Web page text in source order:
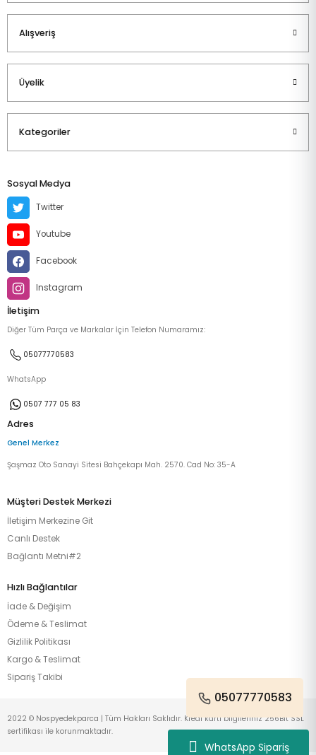
WhatsApp Sipariş
Alışveriş
Üyelik
Kategoriler
Sosyal Medya
Twitter
Youtube
Facebook
Instagram
İletişim
Diğer Tüm Parça ve Markalar İçin Telefon Numaramız:
05077770583
WhatsApp
0507 777 05 83
Adres
Genel Merkez
Şaşmaz Oto Sanayi Sitesi Bahçekapı Mah. 2570. Cad No: 35-A
Müşteri Destek Merkezi
İletişim Merkezine Git
Canlı Destek
Bağlantı Metni#2
Hızlı Bağlantılar
İade & Değişim
Ödeme & Teslimat
Gizlilik Politikası
Kargo & Teslimat
Sipariş Takibi
05077770583
2022 © Nospyedekparca | Tüm Hakları Saklıdır. Kredi kartı bilgileriniz 256Bit SSL
sertifikası ile korunmaktadır.